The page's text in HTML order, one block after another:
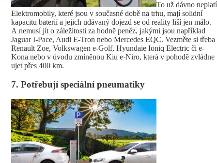
To už dávno
Elektromobily, které jsou v současné době na trhu, mají solidní
kapacitu baterií a jejich udávaný dojezd se od reality liší jen málo.
A nemusí jít o záležitosti za hodně peněz, jakými jsou například
Jaguar I-Pace, Audi E-Tron nebo Mercedes EQC. Vezměte si třeba
Renault Zoe, Volkswagen e-Golf, Hyundaie Ioniq Electric či e-
Kona nebo v úvodu zmíněnou Kiu e-Niro, která v pohodě zvládne
ujet přes 400 km.
7. Potřebují speciální pneumatiky